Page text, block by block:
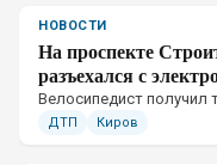
НОВОСТИ
На проспекте
разъехался с
Велосипедист получил
ДТП Киров